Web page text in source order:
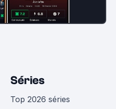
Séries
Top 2026 séries